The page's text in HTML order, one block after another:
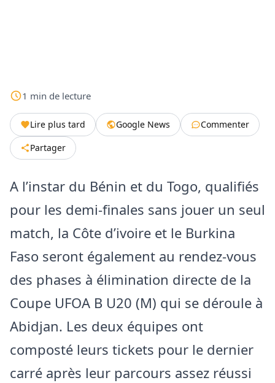
1 min de lecture
Lire plus tard Google News
Commenter
Partager
A l’instar du Bénin et du Togo, qualifiés
pour les demi-finales sans jouer un seul
match, la Côte d’ivoire et le Burkina
Faso seront également au rendez-vous
des phases à élimination directe de la
Coupe UFOA B U20 (M) qui se déroule à
Abidjan. Les deux équipes ont
composté leurs tickets pour le dernier
carré après leur parcours assez réussi